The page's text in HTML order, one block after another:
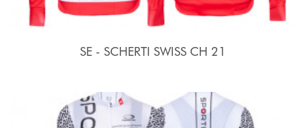
SE - SCHERTI SWISS CH 21